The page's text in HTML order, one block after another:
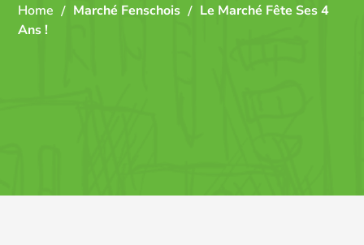
Home Marché Fenschois
Le Marché Fête Ses 4
Ans !